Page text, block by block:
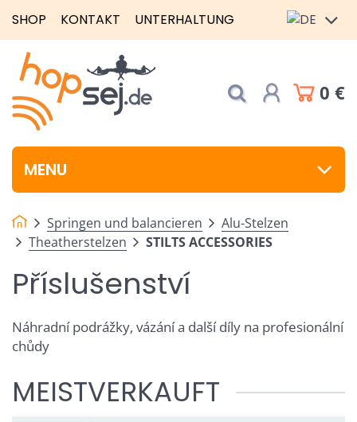
SHOP KONTAKT UNTERHALTUNG
0 €
MENU
Springen und balancieren
Alu-Stelzen
Theatherstelzen
STILTS ACCESSORIES
Příslušenství
Náhradní podrážky, vázání a další díly na profesionální
chůdy
MEISTVERKAUFT